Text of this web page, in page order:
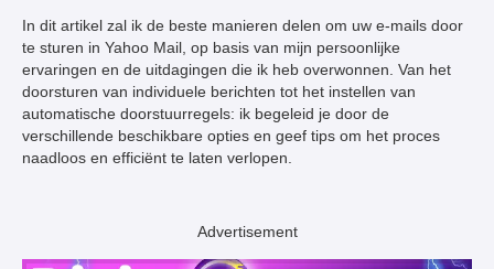
In dit artikel zal ik de beste manieren delen om uw e-mails door
te sturen in Yahoo Mail, op basis van mijn persoonlijke
ervaringen en de uitdagingen die ik heb overwonnen. Van het
doorsturen van individuele berichten tot het instellen van
automatische doorstuurregels: ik begeleid je door de
verschillende beschikbare opties en geef tips om het proces
naadloos en efficiënt te laten verlopen.
Advertisement